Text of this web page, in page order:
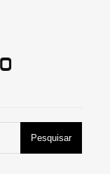
Pesquisar